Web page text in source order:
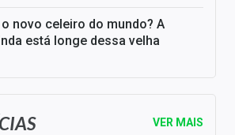
novo celeiro do mundo? A
está longe dessa velha
VER MAIS